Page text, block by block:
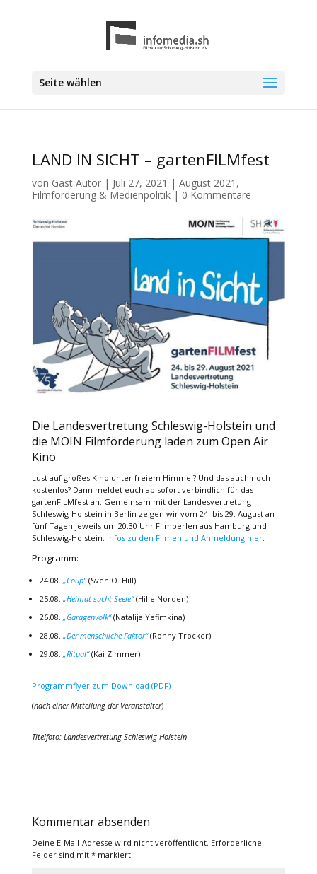
Seite wählen
LAND IN SICHT – gartenFILMfest
von Gast Autor| Juli 27, 2021 | August 2021 ,
Filmförderung & Medienpolitik| 0 Kommentare
Die Landesvertretung Schleswig-Holstein und
die MOIN Filmförderung laden zum Open Air
Kino
Lust auf großes Kino unter freiem Himmel? Und das auch noch
kostenlos? Dann meldet euch ab sofort verbindlich für das
gartenFILMfest an. Gemeinsam mit der Landesvertretung
Schleswig-Holstein in Berlin zeigen wir vom 24. bis 29. August an
fünf Tagen jeweils um 20.30 Uhr Filmperlen aus Hamburg und
Schleswig-Holstein. Infos zu den Filmen und Anmeldung hier.
Programm:
24.08. „Coup“(Sven O. Hill)
25.08. „Heimat sucht Seele“(Hille Norden)
26.08. „Garagenvolk“(Natalija Yefimkina)
28.08. „Der menschliche Faktor“(Ronny Trocker)
29.08. „Ritual“(Kai Zimmer)
Programmflyer zum Download (PDF)
(nach einer Mitteilung der Veranstalter)
Titelfoto: Landesvertretung Schleswig-Holstein
Kommentar absenden
Deine E-Mail-Adresse wird nicht veröffentlicht. Erforderliche
Felder sind mit *markiert